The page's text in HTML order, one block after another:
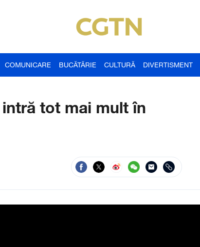
COMUNICARE BUCĂTĂRIE CULTURĂ DIVERTISMENT
tot mai mult în